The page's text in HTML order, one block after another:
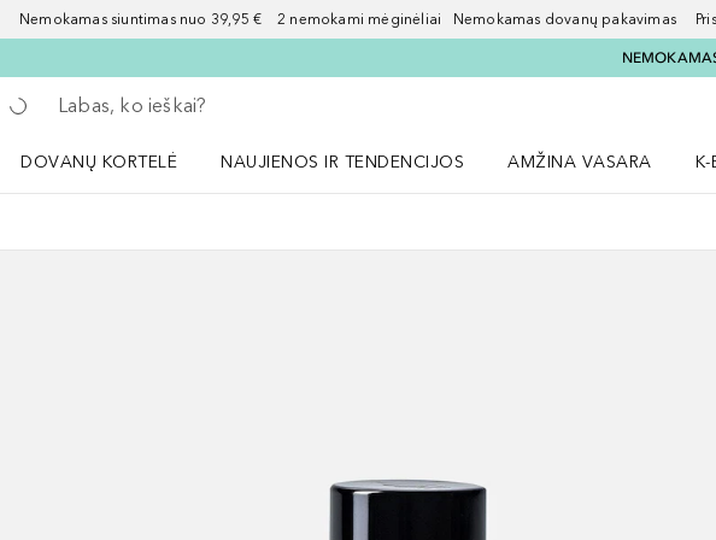
Nemokamas siuntimas nuo 39,95 € 2 nemokami mėginėliai Nemokamas dovanų pakavimas
Grįžk atgal
Vykdykite paiešką
DOVANŲ KORTELĖ
NAUJIENOS IR TENDENCIJOS
AMŽINA VASARA
K-